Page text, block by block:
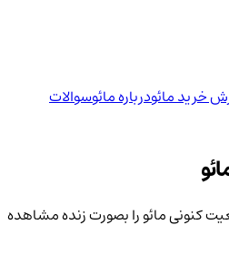
خرید مائودرباره مائوسوالات
کنونی مائو را بصورت زنده مشاهده